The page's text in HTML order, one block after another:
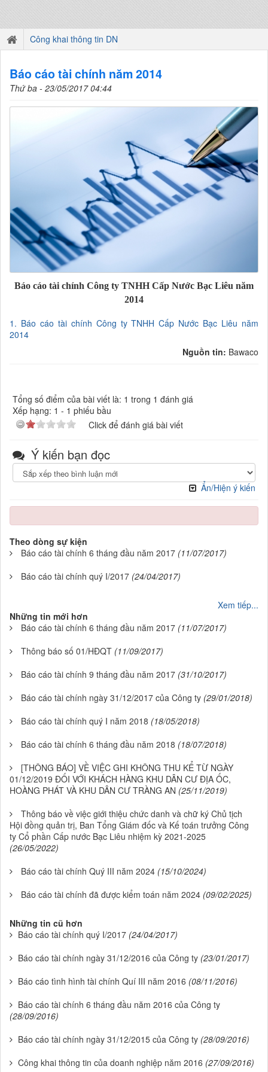
Công khai thông tin DN
Báo cáo tài chính năm 2014
Thứ ba - 23/05/2017 04:44
Báo cáo tài chính Công ty TNHH Cấp Nước Bạc Liêu năm
2014
1. Báo cáo tài chính Công ty TNHH Cấp Nước Bạc Liêu năm
2014
Nguồn tin: Bawaco
Tổng số điểm của bài viết là: 1 trong 1 đánh giá
Xếp hạng: 1 - 1 phiếu bầu
Click để đánh giá bài viết
Ý kiến bạn đọc
Ẩn/Hiện ý kiến
Theo dòng sự kiện
Báo cáo tài chính 6 tháng đầu năm 2017 (11/07/2017)
Báo cáo tài chính quý I/2017 (24/04/2017)
Xem tiếp...
Những tin mới hơn
Báo cáo tài chính 6 tháng đầu năm 2017 (11/07/2017)
Thông báo số 01/HĐQT (11/09/2017)
Báo cáo tài chính 9 tháng đầu năm 2017 (31/10/2017)
Báo cáo tài chính ngày 31/12/2017 của Công ty (29/01/2018)
Báo cáo tài chính quý I năm 2018 (18/05/2018)
Báo cáo tài chính 6 tháng đầu năm 2018 (18/07/2018)
[THÔNG BÁO] VỀ VIỆC GHI KHÔNG THU KỂ TỪ NGÀY
01/12/2019 ĐỐI VỚI KHÁCH HÀNG KHU DÂN CƯ ĐỊA ỐC,
HOÀNG PHÁT VÀ KHU DÂN CƯ TRÀNG AN (25/11/2019)
Thông báo về việc giới thiệu chức danh và chữ ký Chủ tịch
Hội đồng quản trị, Ban Tổng Giám đốc và Kế toán trưởng Công
ty Cổ phần Cấp nước Bạc Liêu nhiệm kỳ 2021-2025
(26/05/2022)
Báo cáo tài chính Quý III năm 2024 (15/10/2024)
Báo cáo tài chính đã được kiểm toán năm 2024 (09/02/2025)
Những tin cũ hơn
Báo cáo tài chính quý I/2017 (24/04/2017)
Báo cáo tài chính ngày 31/12/2016 của Công ty (23/01/2017)
Báo cáo tình hình tài chính Quí III năm 2016 (08/11/2016)
Báo cáo tài chính 6 tháng đầu năm 2016 của Công ty
(28/09/2016)
Báo cáo tài chính ngày 31/12/2015 của Công ty (28/09/2016)
Công khai thông tin của doanh nghiệp năm 2016 (27/09/2016)